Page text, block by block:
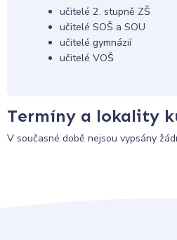
učitelé 2. stupně ZŠ
učitelé SOŠ a SOU
učitelé gymnázií
učitelé VOŠ
Termíny a lokality
V současné době nejsou vypsány